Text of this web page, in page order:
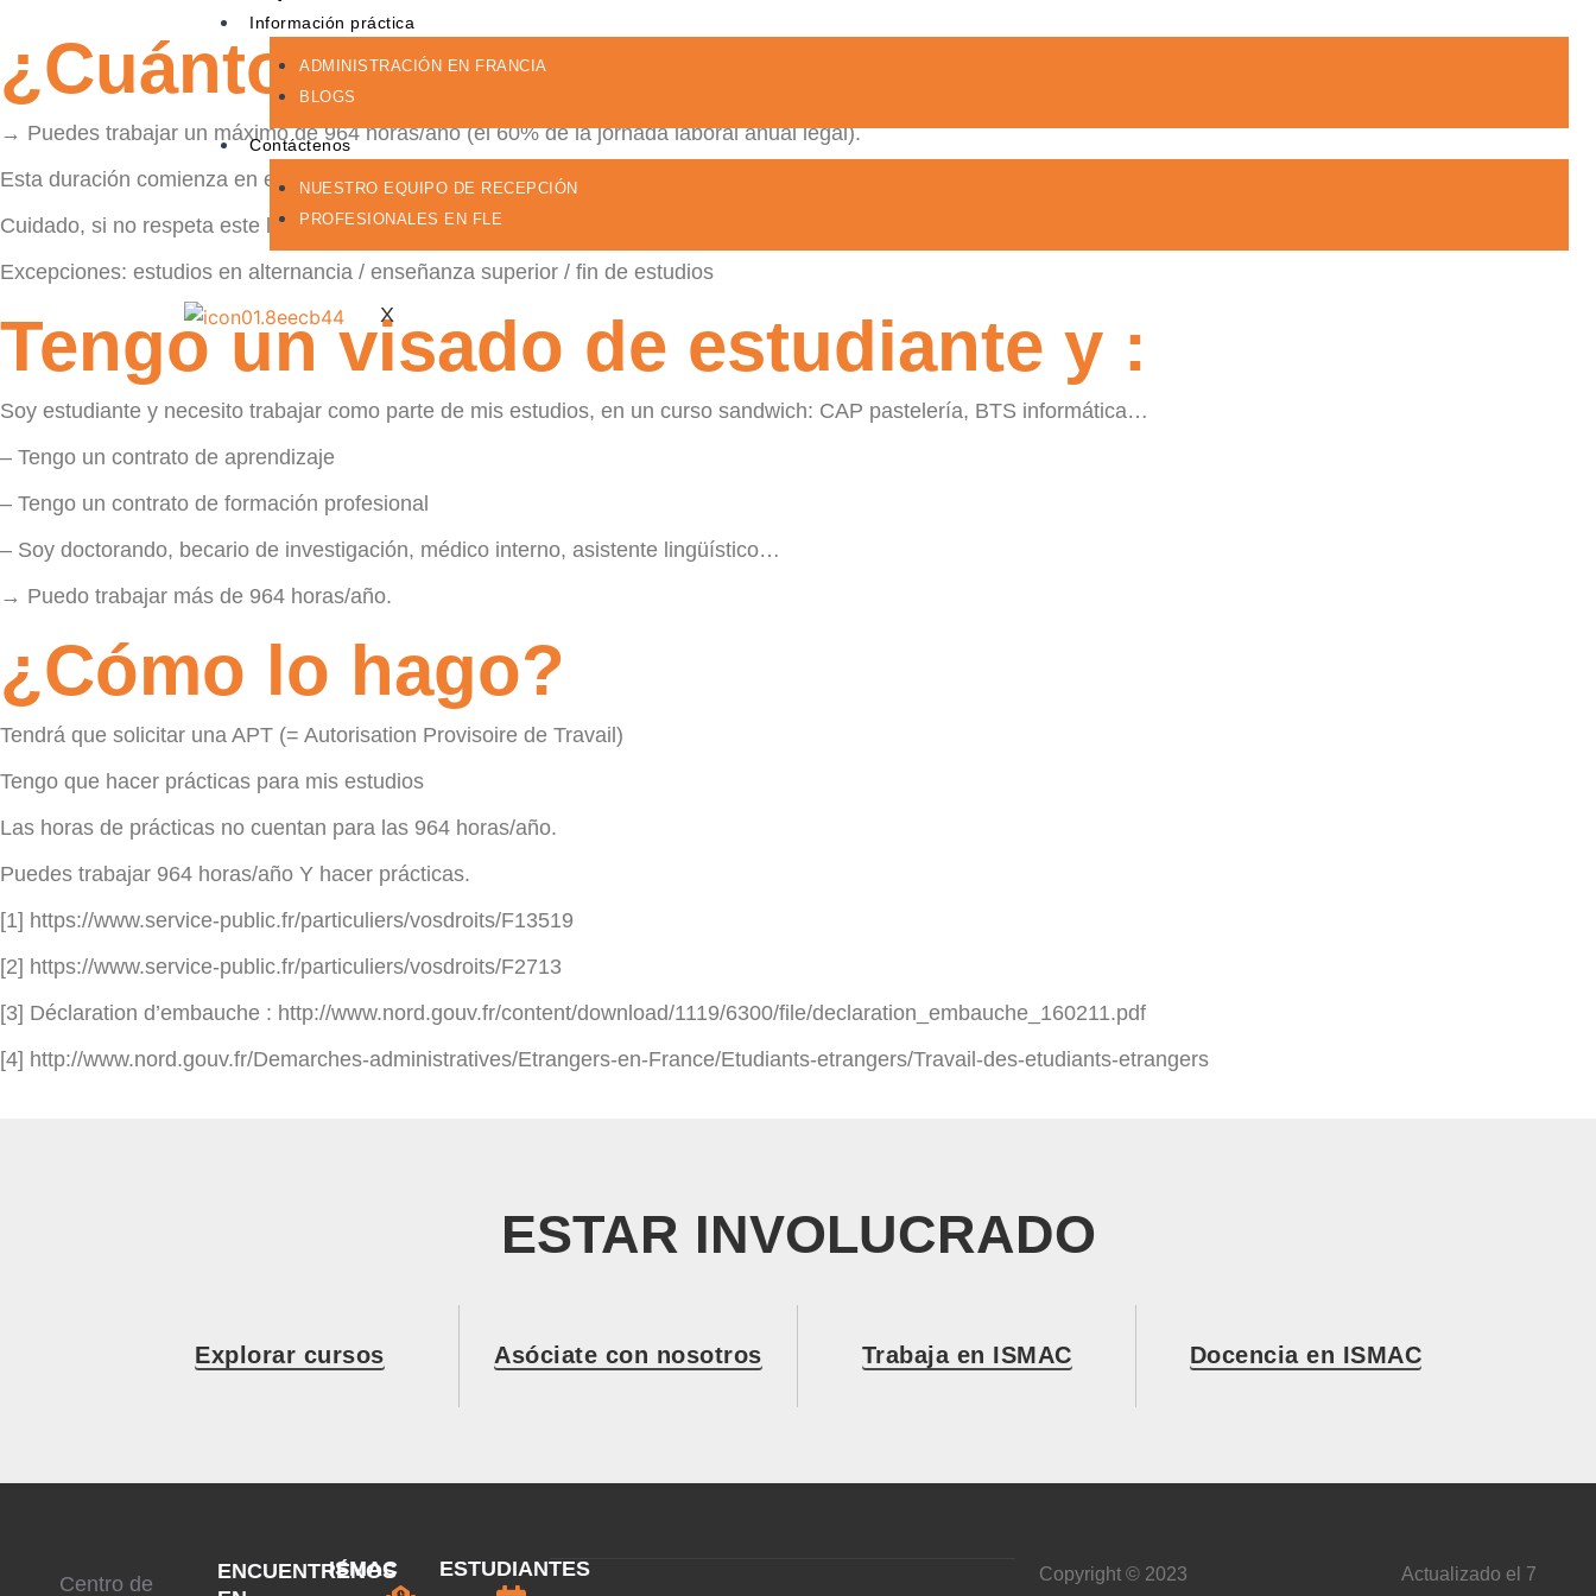
Información práctica
ADMINISTRACIÓN EN FRANCIA
BLOGS
Contáctenos
NUESTRO EQUIPO DE RECEPCIÓN
PROFESIONALES EN FLE
X
¿Cuánto tiempo puedo trabajar?
→ Puedes trabajar un máximo de 964 horas/año (el 60% de la jornada laboral anual legal).
Esta duración comienza en el momento de la expedición de su tarjeta o de la validación de su visado/permiso de residencia por la Ofii.
Cuidado, si no respeta este límite, ¡corre el riesgo de perder su visado!
Excepciones: estudios en alternancia / enseñanza superior / fin de estudios
Tengo un visado de estudiante y :
Soy estudiante y necesito trabajar como parte de mis estudios, en un curso sandwich: CAP pastelería, BTS informática…
– Tengo un contrato de aprendizaje
– Tengo un contrato de formación profesional
– Soy doctorando, becario de investigación, médico interno, asistente lingüístico…
→ Puedo trabajar más de 964 horas/año.
¿Cómo lo hago?
Tendrá que solicitar una APT (= Autorisation Provisoire de Travail)
Tengo que hacer prácticas para mis estudios
Las horas de prácticas no cuentan para las 964 horas/año.
Puedes trabajar 964 horas/año Y hacer prácticas.
[1] https://www.service-public.fr/particuliers/vosdroits/F13519
[2] https://www.service-public.fr/particuliers/vosdroits/F2713
[3] Déclaration d’embauche : http://www.nord.gouv.fr/content/download/1119/6300/file/declaration_embauche_160211.pdf
[4] http://www.nord.gouv.fr/Demarches-administratives/Etrangers-en-France/Etudiants-etrangers/Travail-des-etudiants-etrangers
ESTAR INVOLUCRADO
Explorar cursos Asóciate con nosotros Trabaja en ISMAC Docencia en ISMAC
Centro de
ENCUENTRÉNOS
ISMAC ESTUDIANTES
Copyright © 2023
Actualizado el 7